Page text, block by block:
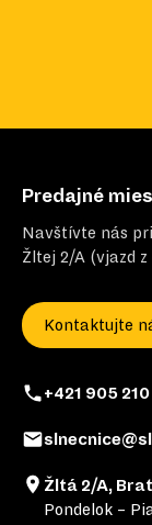
Predajné
Navštívte nás
Žltej 2/A (vjazd z
Kontaktujte
+421 905
Žltá 2/A,
Pondelok –